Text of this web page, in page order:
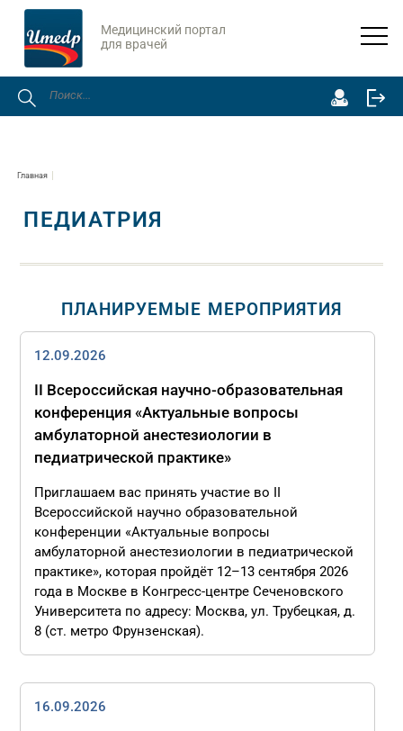
Медицинский портал
для врачей
Главная
ПЕДИАТРИЯ
ПЛАНИРУЕМЫЕ МЕРОПРИЯТИЯ
12.09.2026
II Всероссийская научно‑образовательная
конференция «Актуальные вопросы
амбулаторной анестезиологии в
педиатрической практике»
Приглашаем вас принять участие во II
Всероссийской научно образовательной
конференции «Актуальные вопросы
амбулаторной анестезиологии в педиатрической
практике», которая пройдёт 12–13 сентября 2026
года в Москве в Конгресс-центре Сеченовского
Университета по адресу: Москва, ул. Трубецкая, д.
8 (ст. метро Фрунзенская).
16.09.2026